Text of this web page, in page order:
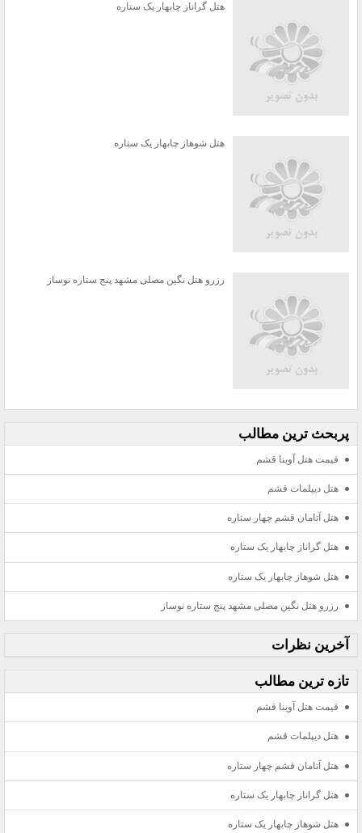
هتل گراناز چابهار یک ستاره
هتل شوهاز چابهار یک ستاره
رزرو هتل نگین مصلی مشهد پنج ستاره نوساز
پربحث ترين مطالب
قیمت هتل آوینا قشم
هتل دیپلمات قشم
هتل آتامان قشم چهار ستاره
هتل گراناز چابهار یک ستاره
هتل شوهاز چابهار یک ستاره
رزرو هتل نگین مصلی مشهد پنج ستاره نوساز
آخرين نظرات
تازه ترين مطالب
قیمت هتل آوینا قشم
هتل دیپلمات قشم
هتل آتامان قشم چهار ستاره
هتل گراناز چابهار یک ستاره
هتل شوهاز چابهار یک ستاره